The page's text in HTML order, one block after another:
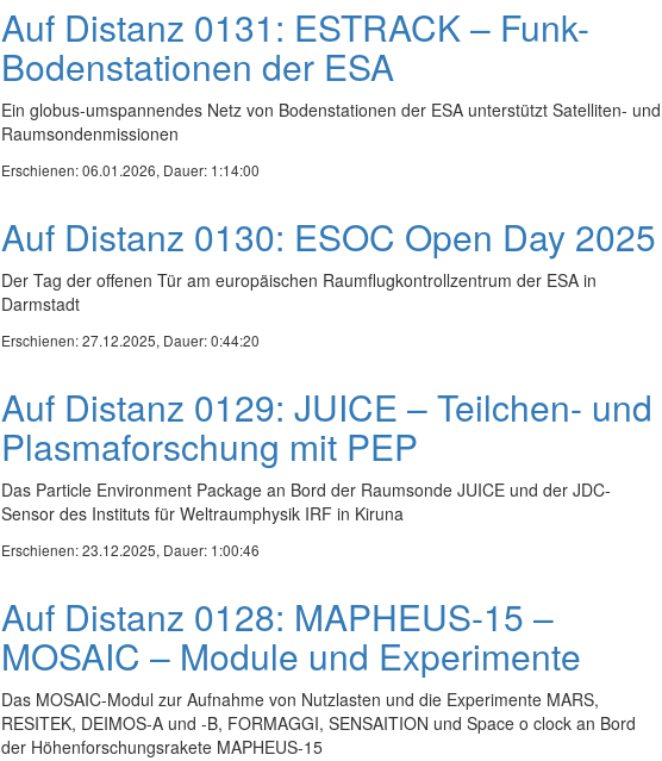
Auf Distanz 0131: ESTRACK – Funk-
Bodenstationen der ESA
Ein globus-umspannendes Netz von Bodenstationen der ESA unterstützt Satelliten- und
Raumsondenmissionen
Erschienen: 06.01.2026, Dauer: 1:14:00
Auf Distanz 0130: ESOC Open Day 2025
Der Tag der offenen Tür am europäischen Raumflugkontrollzentrum der ESA in
Darmstadt
Erschienen: 27.12.2025, Dauer: 0:44:20
Auf Distanz 0129: JUICE – Teilchen- und
Plasmaforschung mit PEP
Das Particle Environment Package an Bord der Raumsonde JUICE und der JDC-
Sensor des Instituts für Weltraumphysik IRF in Kiruna
Erschienen: 23.12.2025, Dauer: 1:00:46
Auf Distanz 0128: MAPHEUS-15 –
MOSAIC – Module und Experimente
Das MOSAIC-Modul zur Aufnahme von Nutzlasten und die Experimente MARS,
RESITEK, DEIMOS-A und -B, FORMAGGI, SENSAITION und Space o clock an Bord
der Höhenforschungsrakete MAPHEUS-15